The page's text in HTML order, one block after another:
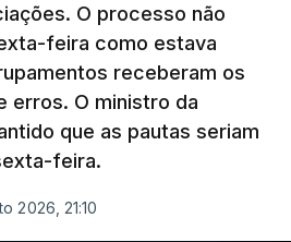
O processo não
feira como estava
receberam os
erros. O ministro da
que as pautas seriam
feira.
2026, 21:10